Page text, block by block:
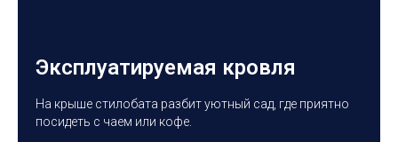
Эксплуатируемая кровля
На крыше стилобата разбит уютный сад, где приятно
посидеть с чаем или кофе.